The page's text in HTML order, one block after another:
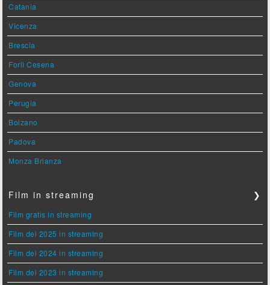
Catania
Vicenza
Brescia
Forlì Cesena
Genova
Perugia
Bolzano
Padova
Monza Brianza
Film in streaming ❯
Film gratis in streaming
Film del 2025 in streaming
Film del 2024 in streaming
Film del 2023 in streaming